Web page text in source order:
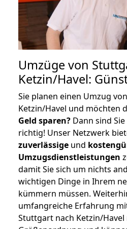
Umzüge von
Ketzin/Havel:
Sie planen einen Umzug
Ketzin/Havel und möchten
Geld sparen? Dann sind
richtig! Unser Netzwerk
zuverlässige und
Umzugsdienstleistungen
damit Sie sich um nichts
wichtigen Dinge in Ihrem
kümmern müssen.
umfangreiche Erfahrung
Stuttgart nach Ketzin/